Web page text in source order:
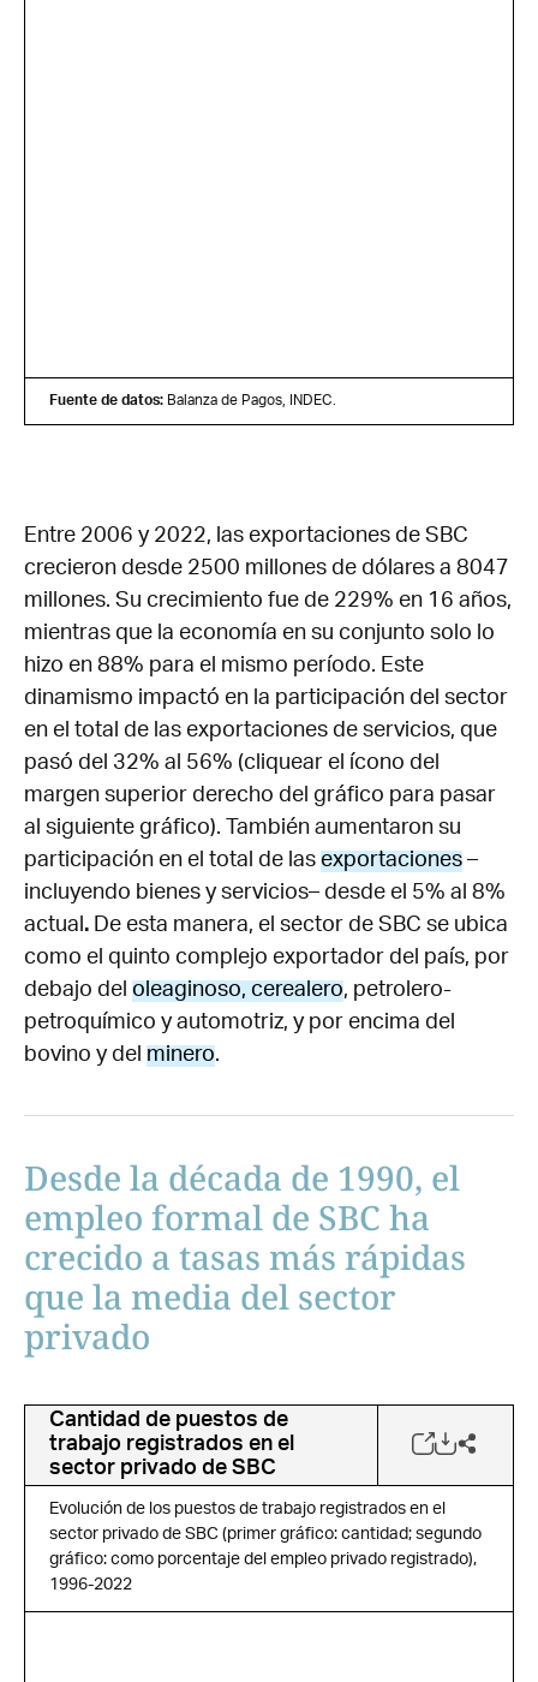
Fuente de datos: Balanza de Pagos, INDEC.
Entre 2006 y 2022, las exportaciones de SBC
crecieron desde 2500 millones de dólares a 8047
millones. Su crecimiento fue de 229% en 16 años,
mientras que la economía en su conjunto solo lo
hizo en 88% para el mismo período. Este
dinamismo impactó en la participación del sector
en el total de las exportaciones de servicios, que
pasó del 32% al 56% (cliquear el ícono del
margen superior derecho del gráfico para pasar
al siguiente gráfico). También aumentaron su
participación en el total de las exportaciones –
incluyendo bienes y servicios– desde el 5% al 8%
actual. De esta manera, el sector de SBC se ubica
como el quinto complejo exportador del país, por
debajo del oleaginoso, cerealero, petrolero-
petroquímico y automotriz, y por encima del
bovino y del minero.
Desde la década de 1990, el
empleo formal de SBC ha
crecido a tasas más rápidas
que la media del sector
privado
Cantidad de puestos de
trabajo registrados en el
sector privado de SBC
Evolución de los puestos de trabajo registrados en el
sector privado de SBC (primer gráfico: cantidad; segundo
gráfico: como porcentaje del empleo privado registrado),
1996-2022